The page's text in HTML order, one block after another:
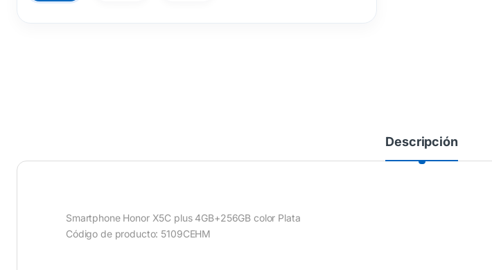
Descripción
Smartphone Honor X5C plus 4GB+256GB color Plata
Código de producto: 5109CEHM